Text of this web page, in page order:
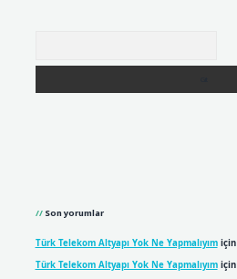
Son yorumlar
Türk Telekom Altyapı Yok Ne Yapmalıyımiçin
Türk Telekom Altyapı Yok Ne Yapmalıyımiçin